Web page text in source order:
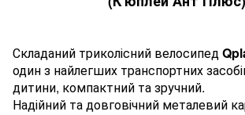
Складаний триколісний велосипед
один з найлегших транспортних
дитини, компактний та зручний.
Надійний та довговічний металевий